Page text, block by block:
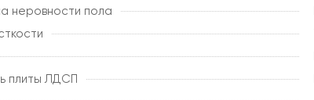
неровности пола
плиты ЛДСП